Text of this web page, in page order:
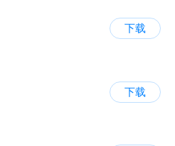
下载
下载